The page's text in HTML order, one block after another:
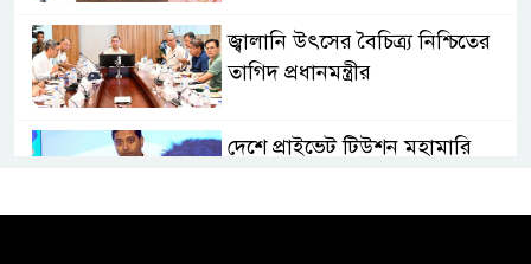
জ্বালানি উৎসের বৈচিত্র্য নিশ্চিতের
তাগিদ প্রধানমন্ত্রীর
দেশে প্রাইভেট টিউশন মহামারি